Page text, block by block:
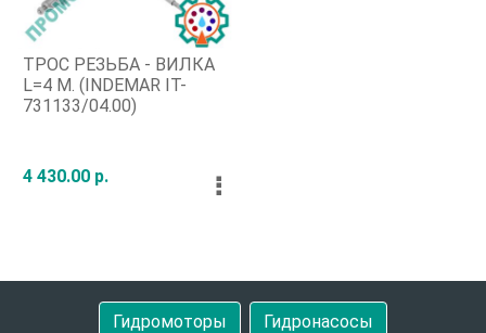
ТРОС РЕЗЬБА - ВИЛКА
L=4 М. (INDEMAR IT-
731133/04.00)
4 430.00 р. ⠇
Гидромоторы Гидронасосы